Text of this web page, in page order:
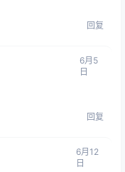
回复
6月5
日
回复
6月12
日